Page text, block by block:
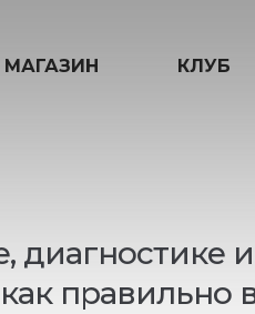
МАГАЗИН КЛУБ
диагностике
правильно